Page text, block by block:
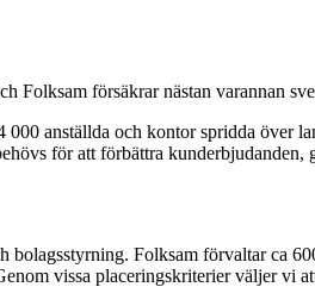
Folksam försäkrar nästan varannan
anställda och kontor spridda över
för att förbättra
Folksam förvaltar ca
vissa placeringskriterier väljer vi